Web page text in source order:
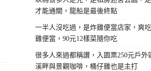
才能通關，龍船是最後終點
一半人沒吃過，是炸雞便當店家，爽
雞便當，90元12樣菜隨你吃
很多人來過都稱讚，入園票250元戶外
溪畔與景觀咖啡，桶仔雞也是主打